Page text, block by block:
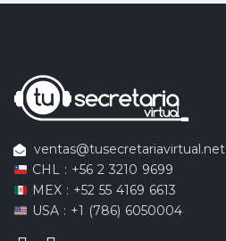
ventas@tusecretariavirtual.net
CHL : +56 2 3210 9699
MEX : +52 55 4169 6613
USA : +1 (786) 6050004